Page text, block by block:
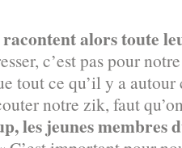
alors toute
c’est pas pour
tout ce qu’il y a
notre zik, faut
les jeunes membres